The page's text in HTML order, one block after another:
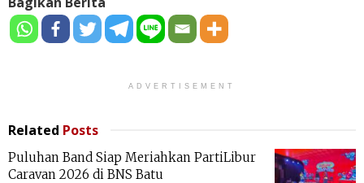
ADVERTISEMENT
Related Posts
Puluhan Band Siap Meriahkan PartiLibur
Caravan 2026 di BNS Batu